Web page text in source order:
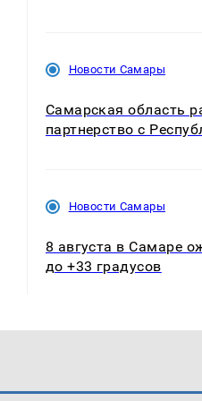
Новости Самары
Самарская область
партнерство с
Новости Самары
8 августа в Самаре
до +33 градусов